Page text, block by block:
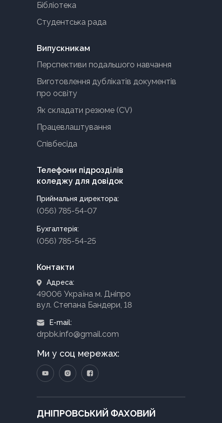
Бібліотека
Студентська рада
Випускникам
Перспективи подальшого навчання
Виготовлення дублікатів документів
про освіту
Як складати резюме (CV)
Працевлаштування
Співбесіда
Телефони підрозділів
коледжу для довідок
Приймальня директора:
(056) 785-54-07
Бухгалтерія:
(056) 785-54-25
Контакти
Адреса:
49006 Україна м. Дніпро
вул. Степана Бандери, 18
E-mail:
drpbk.info@gmail.com
Ми у соц мережах:
ДНІПРОВСЬКИЙ ФАХОВИЙ